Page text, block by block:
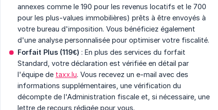
annexes comme le 190 pour les revenus locatifs et le 700
pour les plus-values immobilières) prêts à être envoyés à
votre bureau d'imposition. Vous bénéficiez également
d'une analyse personnalisée pour optimiser votre fiscalité.
Forfait Plus (119€) : En plus des services du forfait
Standard, votre déclaration est vérifiée en détail par
l'équipe de taxx.lu. Vous recevez un e-mail avec des
informations supplémentaires, une vérification du
décompte de l'Administration fiscale et, si nécessaire, une
lettre de recours rédigée pour vous.